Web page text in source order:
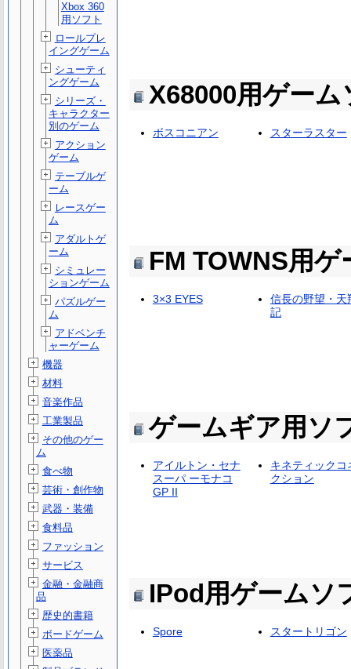
X68000用ゲーム
ボスコニアン スターラスター
FM TOWNS用
3×3 EYES
信長の野望・天
記
ゲームギア用ソ
アイルトン・セナ
スーパ ーモナコ
GP II
キネティックコ
クション
IPod用ゲームソ
Spore スタートリゴン
Xbox 360
用ソフト
ロールプレ
イングゲーム
シューティ
ングゲーム
シリーズ・
キャラクター
別のゲーム
アクション
ゲーム
テーブルゲ
ーム
レースゲー
ム
アダルトゲ
ーム
シミュレー
ションゲーム
パズルゲー
ム
アドベンチ
ャーゲーム
機器
材料
音楽作品
工業製品
その他のゲー
ム
食べ物
芸術・創作物
武器・装備
食料品
ファッション
サービス
金融・金融商
品
歴史的書籍
ボードゲーム
医薬品